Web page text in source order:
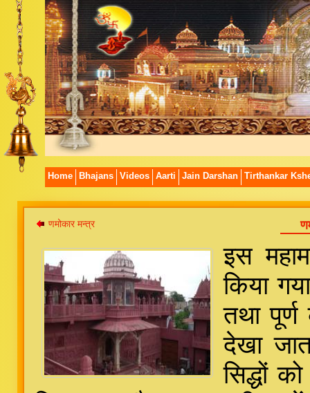
Home Bhajans Videos Aarti Jain Darshan Tirthankar
णमोकार मन्त्र
इस
किया
तथा
देखा
सिद्धों